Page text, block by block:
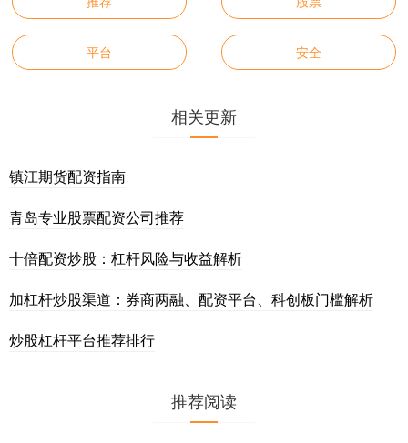
平台 安全
相关更新
镇江期货配资指南
青岛专业股票配资公司推荐
十倍配资炒股：杠杆风险与收益解析
加杠杆炒股渠道：券商两融、配资平台、科创板门槛解析
炒股杠杆平台推荐排行
推荐阅读